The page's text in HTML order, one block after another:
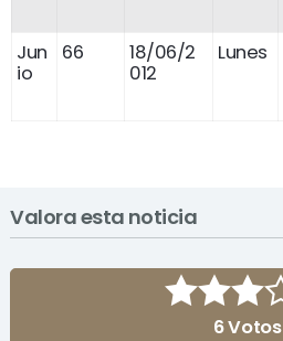
Jun
io
66
18/06/2
012
Lunes
Valora esta noticia
6Votos